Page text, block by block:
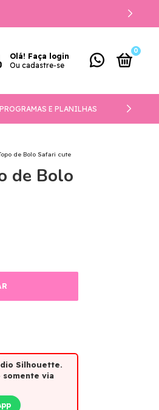
Olá! Faça login
Ou cadastre-se
0
PROGRAMAS E PLANILHAS
de Bolo Safari cute
de Bolo
Silhouette.
somente via